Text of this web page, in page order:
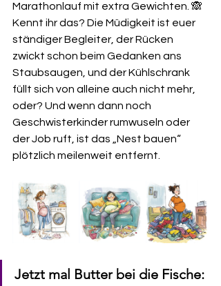
Marathonlauf mit extra Gewichten. 🙈
Kennt ihr das? Die Müdigkeit ist euer
ständiger Begleiter, der Rücken
zwickt schon beim Gedanken ans
Staubsaugen, und der Kühlschrank
füllt sich von alleine auch nicht mehr,
oder? Und wenn dann noch
Geschwisterkinder rumwuseln oder
der Job ruft, ist das „Nest bauen“
plötzlich meilenweit entfernt.
Jetzt mal Butter bei die Fische: